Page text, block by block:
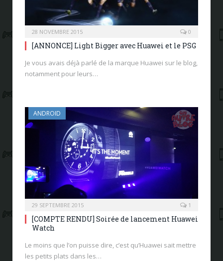
28 NOVEMBRE 2015 0
[ANNONCE] Light Bigger avec Huawei et le PSG
Je vous avais déjà parlé de la marque Huawei sur le blog,
notamment pour leurs…
ANDROID
29 SEPTEMBRE 2015 1
[COMPTE RENDU] Soirée de lancement Huawei
Watch
Le moins que l’on puisse dire, c’est qu’Huawei sait mettre
les petits plats dans les…